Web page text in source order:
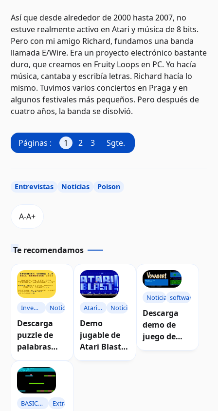
Así que desde alrededor de 2000 hasta 2007, no
estuve realmente activo en Atari y música de 8 bits.
Pero con mi amigo Richard, fundamos una banda
llamada E/Wire. Era un proyecto electrónico bastante
duro, que creamos en Fruity Loops en PC. Yo hacía
música, cantaba y escribía letras. Richard hacía lo
mismo. Tuvimos varios conciertos en Praga y en
algunos festivales más pequeños. Pero después de
cuatro años, la banda se disolvió.
Páginas : 1 2 3 Sgte.
Entrevistas Noticias Poison
Te recomendamos
Invenies
Verba
Noticias
Descarga
puzzle de
palabras
Verba
Atari
BLAST
Noticias
Demo
jugable de
Atari Blast!
Noticiassoftware
Descarga
demo de
juego de
BASIC
Extras